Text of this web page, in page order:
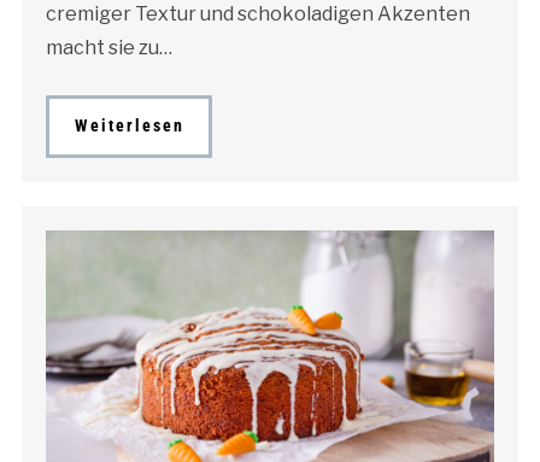
cremiger Textur und schokoladigen Akzenten
macht sie zu…
Weiterlesen